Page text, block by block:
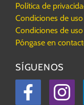
Política de
Condiciones de uso
Condiciones de
Póngase en
SÍGUENOS